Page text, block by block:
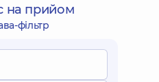
на прийом
фільтр